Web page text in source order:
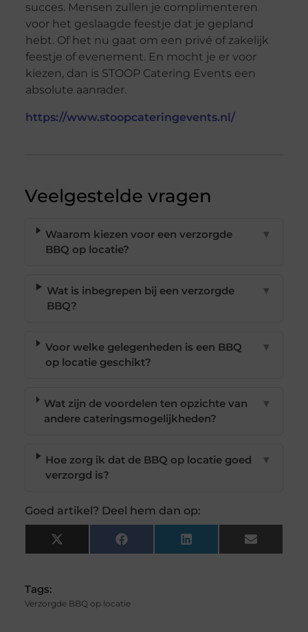
succes. Mensen zullen je complimenteren
voor het geslaagde feestje dat je gepland
hebt. Of het nu gaat om een privé of zakelijk
feestje of evenement. En mocht je er voor
kiezen, dan is STOOP Catering Events een
absolute aanrader.
https://www.stoopcateringevents.nl/
Veelgestelde vragen
Waarom kiezen voor een verzorgde
BBQ op locatie?
▼
Wat is inbegrepen bij een verzorgde
BBQ?
▼
Voor welke gelegenheden is een BBQ
op locatie geschikt?
▼
Wat zijn de voordelen ten opzichte van
andere cateringsmogelijkheden?
▼
Hoe zorg ik dat de BBQ op locatie goed
verzorgd is?
▼
Goed artikel? Deel hem dan op:
X
(Twitter)
Facebook LinkedIn Email
Tags:
Verzorgde BBQ op locatie